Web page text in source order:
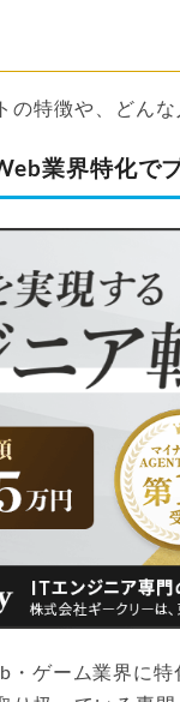
の特徴や、どん
業界特化で
・ゲーム業界に